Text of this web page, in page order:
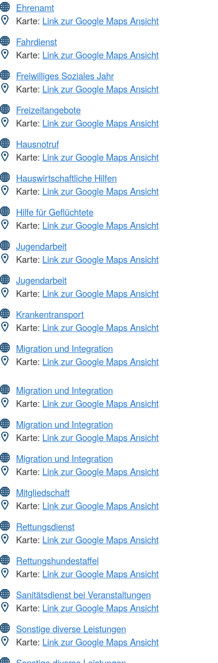
Ehrenamt
Karte: Link zur Google Maps Ansicht
Fahrdienst
Karte: Link zur Google Maps Ansicht
Freiwilliges Soziales Jahr
Karte: Link zur Google Maps Ansicht
Freizeitangebote
Karte: Link zur Google Maps Ansicht
Hausnotruf
Karte: Link zur Google Maps Ansicht
Hauswirtschaftliche Hilfen
Karte: Link zur Google Maps Ansicht
Hilfe für Geflüchtete
Karte: Link zur Google Maps Ansicht
Jugendarbeit
Karte: Link zur Google Maps Ansicht
Jugendarbeit
Karte: Link zur Google Maps Ansicht
Krankentransport
Karte: Link zur Google Maps Ansicht
Migration und Integration
Karte: Link zur Google Maps Ansicht
Migration und Integration
Karte: Link zur Google Maps Ansicht
Migration und Integration
Karte: Link zur Google Maps Ansicht
Migration und Integration
Karte: Link zur Google Maps Ansicht
Mitgliedschaft
Karte: Link zur Google Maps Ansicht
Rettungsdienst
Karte: Link zur Google Maps Ansicht
Rettungshundestaffel
Karte: Link zur Google Maps Ansicht
Sanitätsdienst bei Veranstaltungen
Karte: Link zur Google Maps Ansicht
Sonstige diverse Leistungen
Karte: Link zur Google Maps Ansicht